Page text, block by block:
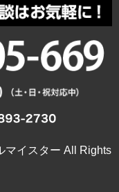
マイスター All Rights